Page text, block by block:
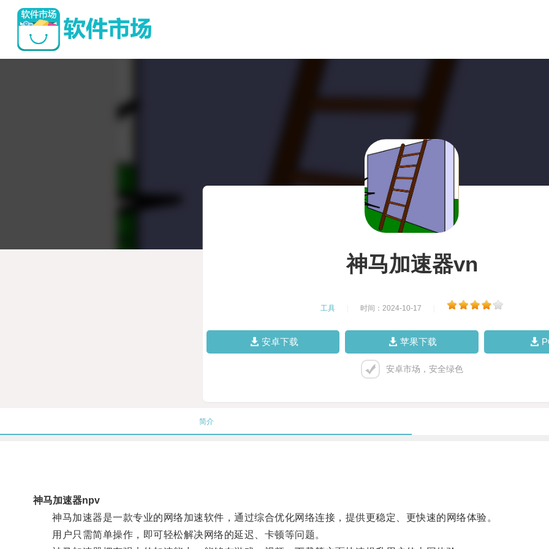
神马加速器vn
工具 时间：2024-10-17
安卓下载 苹果下载
安卓市场，安全绿色
简介
神马加速器npv
神马加速器是一款专业的网络加速软件，通过综合优化网络连接，提供更稳定、更快速的网络体验。
用户只需简单操作，即可轻松解决网络的延迟、卡顿等问题。